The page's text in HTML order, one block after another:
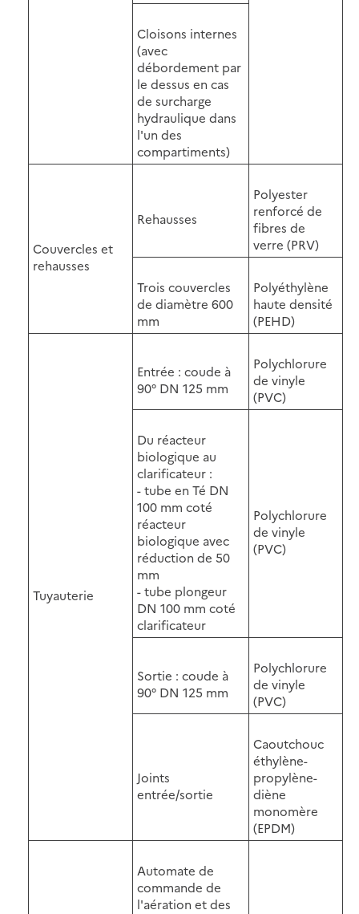
Cloisons internes
(avec
débordement par
le dessus en cas
de surcharge
hydraulique dans
l'un des
compartiments)
Couvercles et
rehausses
Rehausses
Polyester
renforcé de
fibres de
verre (PRV)
Trois couvercles
de diamètre 600
mm
Polyéthylène
haute densité
(PEHD)
Tuyauterie
Entrée : coude à
90° DN 125 mm
Polychlorure
de vinyle
(PVC)
Du réacteur
biologique au
clarificateur :
- tube en Té DN
100 mm coté
réacteur
biologique avec
réduction de 50
mm
- tube plongeur
DN 100 mm coté
clarificateur
Polychlorure
de vinyle
(PVC)
Sortie : coude à
90° DN 125 mm
Polychlorure
de vinyle
(PVC)
Joints
entrée/sortie
Caoutchouc
éthylène-
propylène-
diène
monomère
(EPDM)
Automate de
commande de
l'aération et des